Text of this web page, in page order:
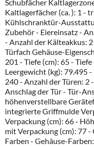
Schubfächer
Kaltlagerfächer (ca. ): 1 -
Kühlschranktür-
Zubehör - Eiereinsatz -
- Anzahl der Kälteakkus:
Türfach Gehäuse-
201 - Tiefe (cm): 65 -
Leergewicht (kg): 79.495
240 - Anzahl der Türen: 2
Anschlag der Tür - Tür-
höhenverstellbare
integrierte Griffmulde
Verpackung (cm): 66 -
mit Verpackung (cm): 77
Farben - Gehäuse-